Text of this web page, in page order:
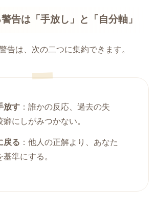
告は「手放し」と「自分軸」
告は、次の二つに集約できます。
放す ：誰かの反応、過去の失
癖にしがみつかない。
戻る ：他人の正解より、あなた
準にする。